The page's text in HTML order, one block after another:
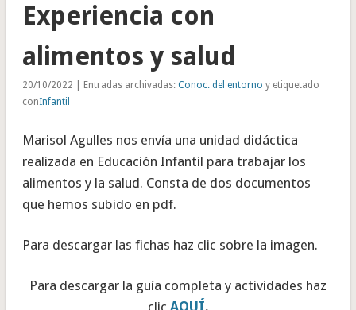
Experiencia con
alimentos y salud
20/10/2022 | Entradas archivadas: Conoc. del entorno y etiquetado
conInfantil
Marisol Agulles nos envía una unidad didáctica
realizada en Educación Infantil para trabajar los
alimentos y la salud. Consta de dos documentos
que hemos subido en pdf.
Para descargar las fichas haz clic sobre la imagen.
Para descargar la guía completa y actividades haz